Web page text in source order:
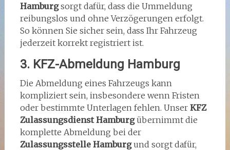
Hamburgsorgt dafür, dass die Ummeldung
reibungslos und ohne Verzögerungen erfolgt.
So können Sie sicher sein, dass Ihr Fahrzeug
jederzeit korrekt registriert ist.
3. KFZ-Abmeldung Hamburg
Die Abmeldung eines Fahrzeugs kann
kompliziert sein, insbesondere wenn Fristen
oder bestimmte Unterlagen fehlen. Unser KFZ
Zulassungsdienst Hamburgübernimmt die
komplette Abmeldung bei der
Zulassungsstelle Hamburgund sorgt dafür,